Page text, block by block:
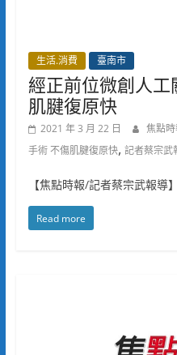
生活.消費 臺南市
經正前位微創人
肌腱復原快
2021 年 3 月 22 日 焦點時
手術 不傷肌腱復原快, 記者蔡宗武
【焦點時報/記者蔡宗武報導
Read more